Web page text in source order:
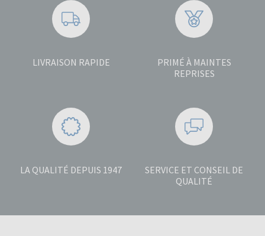
LIVRAISON RAPIDE
PRIMÉ À MAINTES
REPRISES
LA QUALITÉ DEPUIS 1947
SERVICE ET CONSEIL DE
QUALITÉ